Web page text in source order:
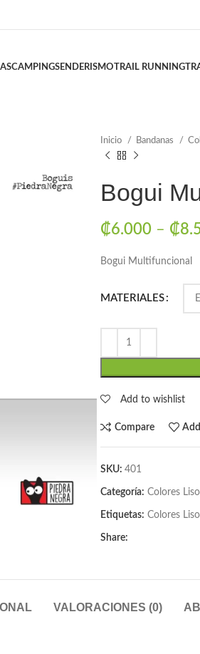
CAMPINGSENDERISMOTRAIL RUNNING
Inicio Bandanas
Bogui
₡6.000 – ₡
Bogui Multifuncional
MATERIALES
Add to wishlist
Compare
SKU: 401
Categoría: Colores
Etiquetas: Colores
Share:
VALORACIONES (0)